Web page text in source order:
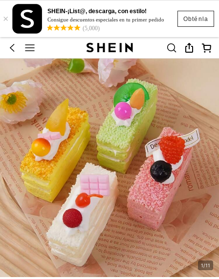
Obténla
×
SHEIN-¡List@, descarga, con estilo!
Consigue descuentos especiales en tu primer pedido
(5,000)
1/11